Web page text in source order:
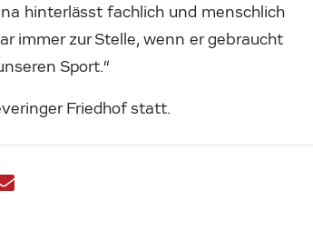
hinterlässt fachlich und menschlich
immer zur Stelle, wenn er gebraucht
Sport.“
Friedhof statt.